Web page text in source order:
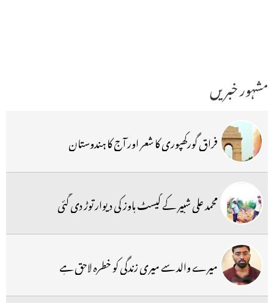
مشہور خبریں
فراق گورکھپوری کا شعر اور آج کا ہندوستان
محمد علی شبیر کے گیسٹ ہاوز کی دیوار توڑ دی گئی
میرے والد سے میری زندگی کو خطرہ لاحق ہے